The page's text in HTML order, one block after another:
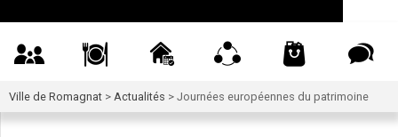
Ville de Romagnat > Actualités > Journées européennes du patrimoine